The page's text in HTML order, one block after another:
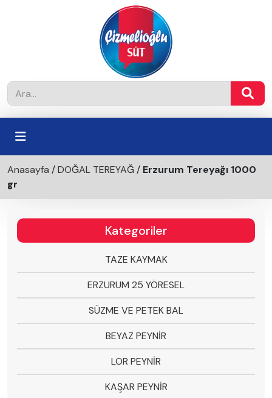
Anasayfa /DOĞAL TEREYAĞ / Erzurum Tereyağı 1000
gr
Kategoriler
TAZE KAYMAK
ERZURUM 25 YÖRESEL
SÜZME VE PETEK BAL
BEYAZ PEYNİR
LOR PEYNİR
KAŞAR PEYNİR